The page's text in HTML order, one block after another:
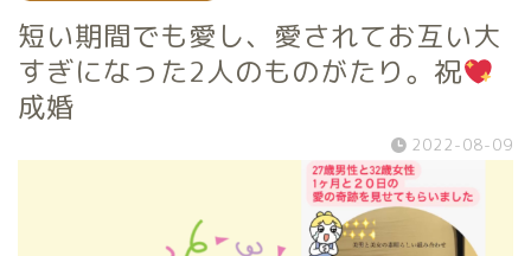
短い期間でも愛し、愛されてお互い大
すぎになった2人のものがたり。祝
成婚
2022-08-09